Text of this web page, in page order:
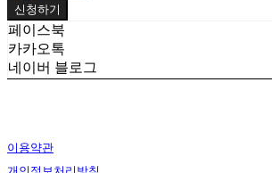
신청하기
페이스북
카카오톡
네이버 블로그
이용약관
개인정보처리방침